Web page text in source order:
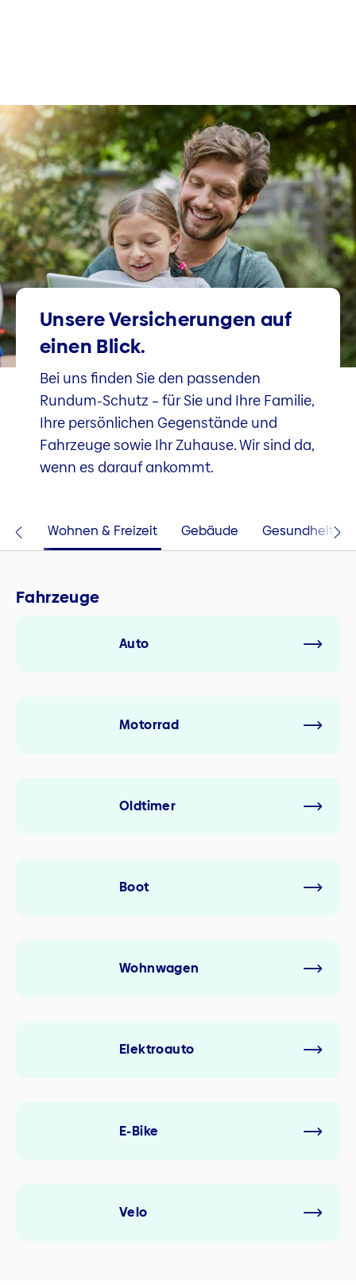
Unsere Versicherungen auf
einen Blick.
Bei uns finden Sie den passenden
Rundum-Schutz – für Sie und Ihre Familie,
Ihre persönlichen Gegenstände und
Fahrzeuge sowie Ihr Zuhause. Wir sind da,
wenn es darauf ankommt.
Wohnen & Freizeit Gebäude Gesundheit
Fahrzeuge
Auto
Motorrad
Oldtimer
Boot
Wohnwagen
Elektroauto
E-Bike
Velo